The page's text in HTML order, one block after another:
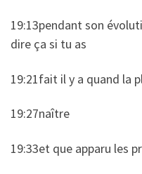
19:13pendant son
dire ça si tu as
19:21fait il y a quand la
19:27naître
19:33et que apparu les